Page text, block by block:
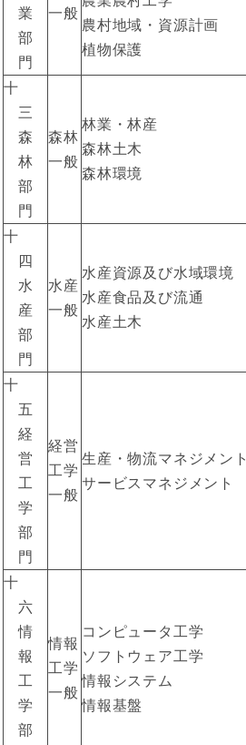
業
部
門
一般
農村地域・資源計画
植物保護
十
三
森
林
部
門
森林
一般
林業・林産
森林土木
森林環境
十
四
水
産
部
門
水産
一般
水産資源及び水域環境
水産食品及び流通
水産土木
十
五
経
営
工
学
部
門
経営
工学
一般
生産・物流マネジメント
サービスマネジメント
十
六
情
報
工
学
部
情報
工学
一般
コンピュータ工学
ソフトウェア工学
情報システム
情報基盤